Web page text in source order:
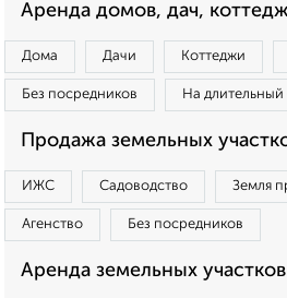
Аренда домов, дач,
Дома Дачи Коттеджи
Без посредников На длительный
Продажа земельных
ИЖС Садоводство Земля
Агенство Без посредников
Аренда земельных